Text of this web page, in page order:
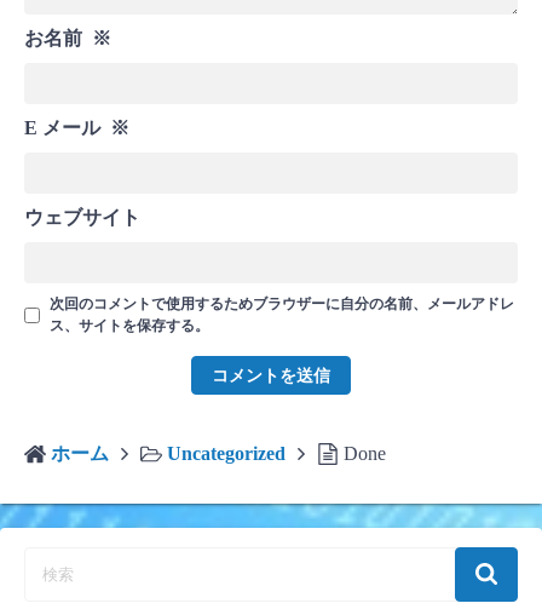
お名前 ※
E メール ※
ウェブサイト
次回のコメントで使用するためブラウザーに自分の名前、メールアドレ
ス、サイトを保存する。
ホーム Uncategorized Done